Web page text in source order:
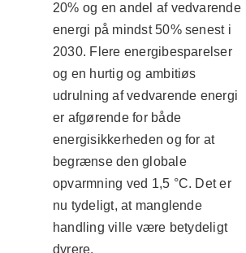
20% og en andel af vedvarende
energi på mindst 50% senest i
2030. Flere energibesparelser
og en hurtig og ambitiøs
udrulning af vedvarende energi
er afgørende for både
energisikkerheden og for at
begrænse den globale
opvarmning ved 1,5 °C. Det er
nu tydeligt, at manglende
handling ville være betydeligt
dyrere.